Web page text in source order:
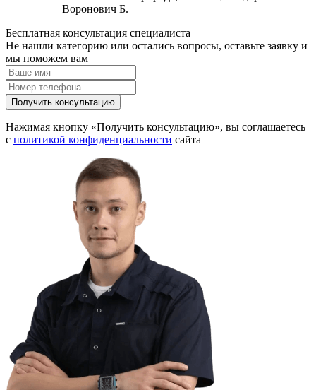
Воронович Б.
Бесплатная консультация специалиста
Не нашли категорию или остались вопросы, оставьте заявку и
мы поможем вам
Получить консультацию
Нажимая кнопку «Получить консультацию», вы соглашаетесь
с политикой конфиденциальности сайта